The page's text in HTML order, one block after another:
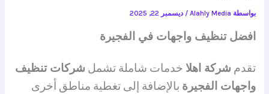
بواسطة Alahly Media
/ديسمبر 22, 2025
افضل تنظيف واجهات في الفجيرة
تقدم شركة اهلا خدمات شاملة تشمل شركات تنظيف
واجهات الفجيرة بالإضافة إلى تغطية مناطق أخرى